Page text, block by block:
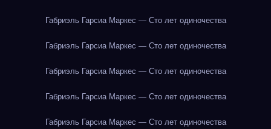
Габриэль Гарсиа Маркес — Сто лет одиночества
Габриэль Гарсиа Маркес — Сто лет одиночества
Габриэль Гарсиа Маркес — Сто лет одиночества
Габриэль Гарсиа Маркес — Сто лет одиночества
Габриэль Гарсиа Маркес — Сто лет одиночества